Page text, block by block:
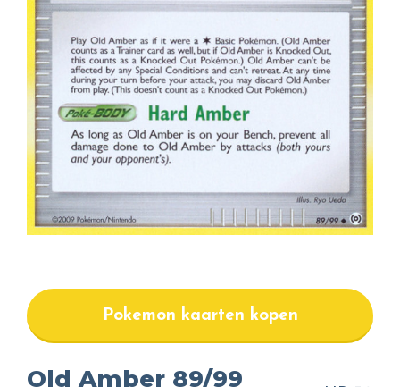
Pokemon kaarten kopen
Old Amber 89/99